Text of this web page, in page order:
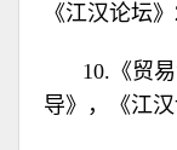
《江汉论坛
10.《贸
导》，《江汉